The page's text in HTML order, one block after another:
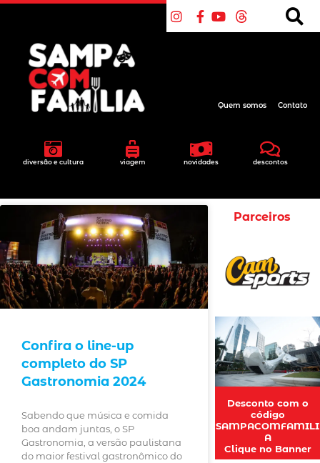
diversão e cultura viagem novidades descontos
Quem somos Contato
Confira o line-up
completo do SP
Gastronomia 2024
Sabendo que música e comida
boa andam juntas, o SP
Gastronomia, a versão paulistana
do maior festival gastronômico do
Parceiros
Desconto com o
código
SAMPACOMFAMILI
A
Clique no Banner